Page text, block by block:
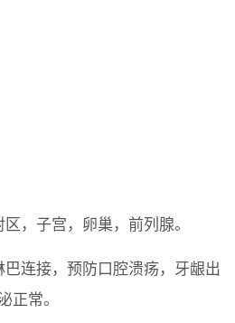
，子宫，卵巢，前列腺。
连接，预防口腔溃疡，牙龈出
正常。